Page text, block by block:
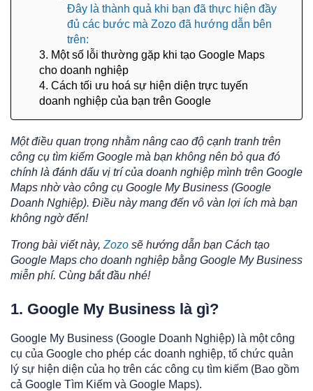
Đây là thành quả khi bạn đã thực hiện đầy
đủ các bước mà Zozo đã hướng dẫn bên
trên:
3. Một số lỗi thường gặp khi tạo Google Maps
cho doanh nghiệp
4. Cách tối ưu hoá sự hiện diện trực tuyến
doanh nghiệp của bạn trên Google
Một điều quan trọng nhằm nâng cao độ cạnh tranh trên
công cụ tìm kiếm Google mà bạn không nên bỏ qua đó
chính là đánh dấu vị trí của doanh nghiệp mình trên Google
Maps nhờ vào công cụ Google My Business (Google
Doanh Nghiệp). Điều này mang đến vô vàn lợi ích mà bạn
không ngờ đến!
Trong bài viết này, Zozo sẽ hướng dẫn bạn Cách tạo
Google Maps cho doanh nghiệp bằng Google My Business
miễn phí. Cùng bắt đầu nhé!
1. Google My Business là gì?
Google My Business (Google Doanh Nghiệp) là một công
cụ của Google cho phép các doanh nghiệp, tổ chức quản
lý sự hiện diện của họ trên các công cụ tìm kiếm (Bao gồm
cả Google Tìm Kiếm và Google Maps).